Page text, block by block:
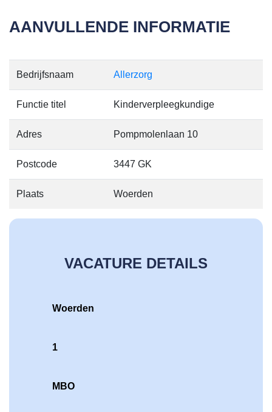
AANVULLENDE INFORMATIE
Bedrijfsnaam Allerzorg
Functie titel Kinderverpleegkundige
Adres Pompmolenlaan 10
Postcode 3447 GK
Plaats Woerden
VACATURE DETAILS
Woerden
1
MBO